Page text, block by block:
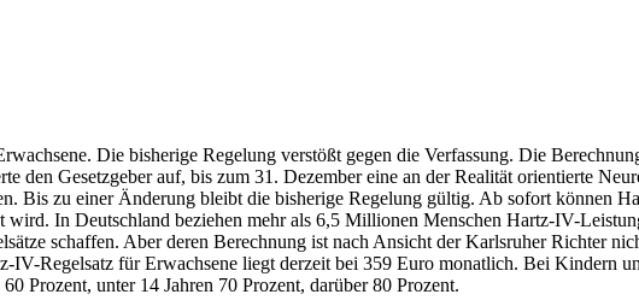
Die bisherige Regelung verstößt gegen die Verfassung. Die
den Gesetzgeber auf, bis zum 31. Dezember eine an der Realität orientierte
Bis zu einer Änderung bleibt die bisherige Regelung gültig. Ab sofort können
In Deutschland beziehen mehr als 6,5 Millionen Menschen Hartz-IV-
schaffen. Aber deren Berechnung ist nach Ansicht der Karlsruher Richter
IV-Regelsatz für Erwachsene liegt derzeit bei 359 Euro monatlich. Bei Kindern
Prozent, unter 14 Jahren 70 Prozent, darüber 80 Prozent.